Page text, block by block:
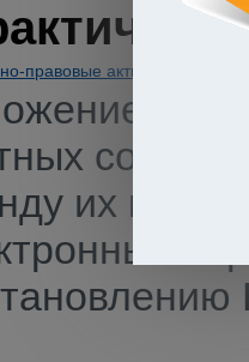
правовые акты
о
их